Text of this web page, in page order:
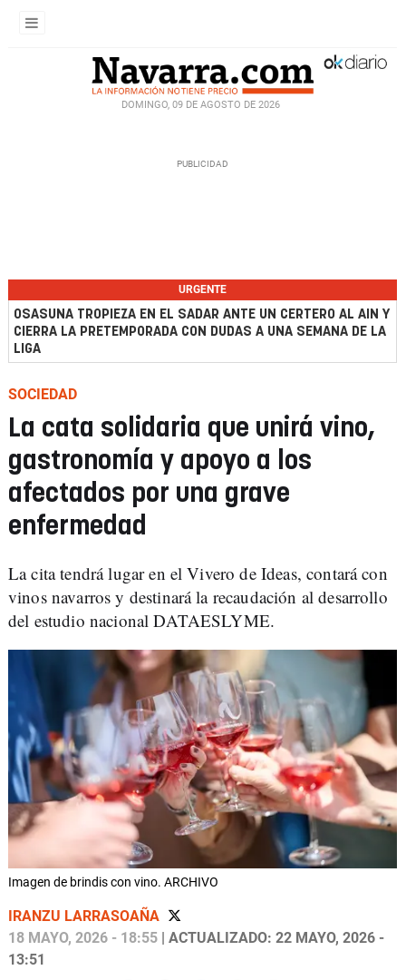
DOMINGO, 09 DE AGOSTO DE 2026
URGENTE
OSASUNA TROPIEZA EN EL SADAR ANTE UN CERTERO AL AIN Y
CIERRA LA PRETEMPORADA CON DUDAS A UNA SEMANA DE LA
LIGA
SOCIEDAD
La cata solidaria que unirá vino,
gastronomía y apoyo a los
afectados por una grave
enfermedad
La cita tendrá lugar en el Vivero de Ideas, contará con
vinos navarros y destinará la recaudación al desarrollo
del estudio nacional DATAESLYME.
Imagen de brindis con vino. ARCHIVO
IRANZU LARRASOAÑA
18 MAYO, 2026 - 18:55 | ACTUALIZADO: 22 MAYO, 2026 -
13:51